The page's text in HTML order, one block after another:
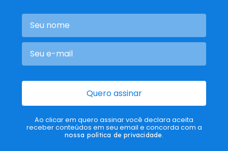
Quero assinar
Ao clicar em quero assinar você declara aceita
receber conteúdos em seu email e concorda com a
nossa política de privacidade.